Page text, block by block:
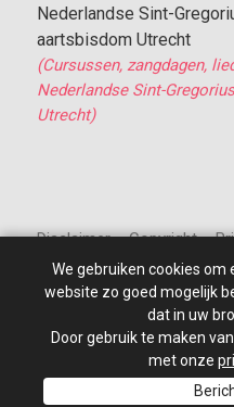
Nederlandse Sint-
aartsbisdom Utrecht
(Cursussen, zangdagen,
Nederlandse Sint-
Utrecht)
Disclaimer – Copyright –
© 2010 - 2026 St Jan de
Site ontwikkeld door:
We gebruiken cookies om
website zo goed mogelijk
dat in uw
Door gebruik te maken
met onze